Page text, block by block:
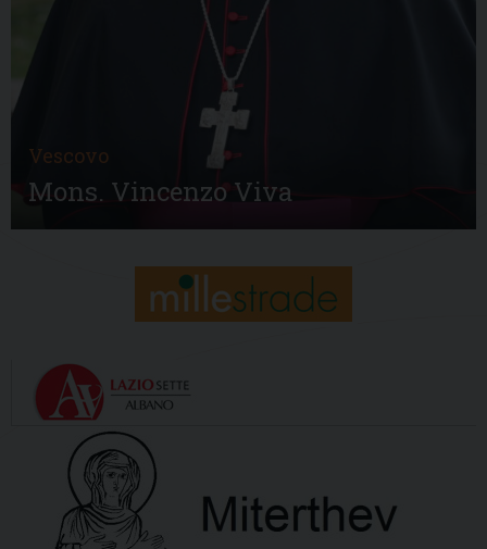
Vescovo
Mons. Vincenzo Viva